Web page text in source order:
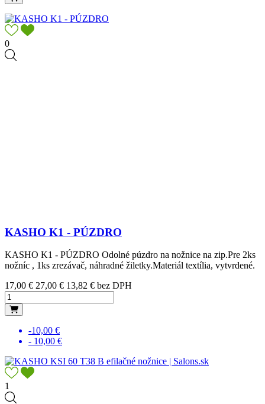
0
KASHO K1 - PÚZDRO
KASHO K1 - PÚZDRO Odolné púzdro na nožnice na zip.Pre 2ks
nožníc , 1ks zrezávač, náhradné žiletky.Materiál textília, vytvrdené.
Cena
17,00 € Základná cena
27,00 € 13,82 € bez DPH
-10,00 €
- 10,00 €
1